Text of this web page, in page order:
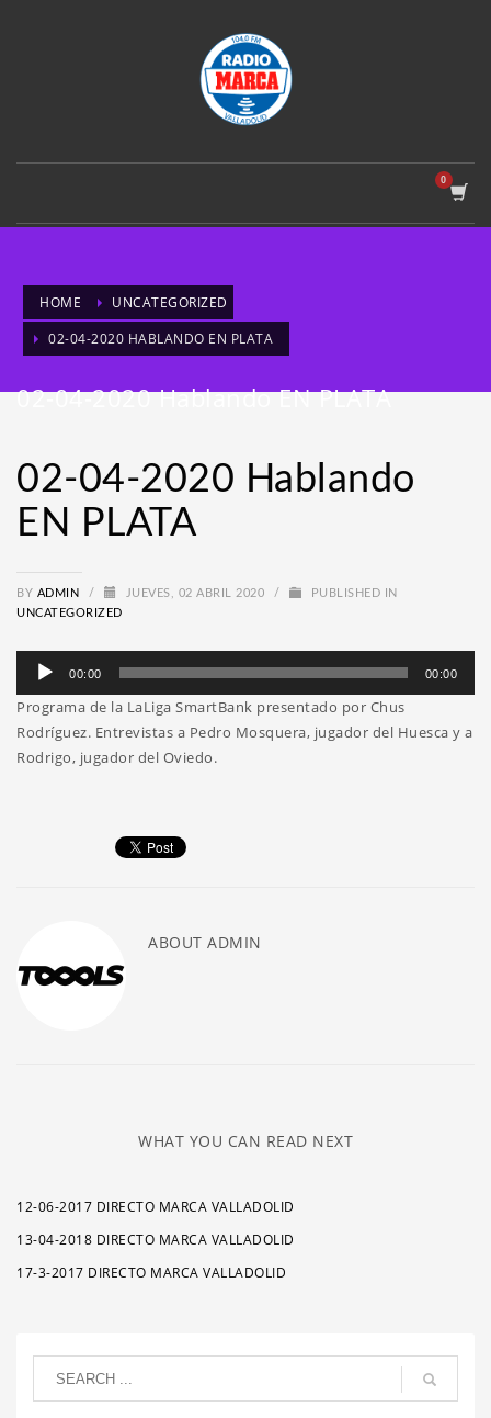
HOME
UNCATEGORIZED
02-04-2020 HABLANDO EN PLATA
02-04-2020 Hablando EN PLATA
02-04-2020 Hablando
EN PLATA
BY ADMIN / JUEVES, 02 ABRIL 2020 /
PUBLISHED IN
UNCATEGORIZED
Reproductor
audio
00:00 00:00
Programa de la LaLiga SmartBank presentado por Chus
Rodríguez. Entrevistas a Pedro Mosquera, jugador del Huesca y a
Rodrigo, jugador del Oviedo.
ABOUT ADMIN
WHAT YOU CAN READ NEXT
12-06-2017 DIRECTO MARCA VALLADOLID
13-04-2018 DIRECTO MARCA VALLADOLID
17-3-2017 DIRECTO MARCA VALLADOLID